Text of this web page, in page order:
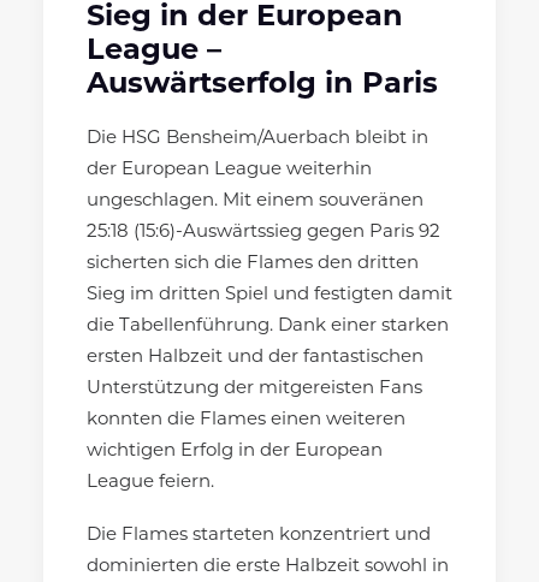
Sieg in der European
League –
Auswärtserfolg in Paris
Die HSG Bensheim/Auerbach bleibt in
der European League weiterhin
ungeschlagen. Mit einem souveränen
25:18 (15:6)-Auswärtssieg gegen Paris 92
sicherten sich die Flames den dritten
Sieg im dritten Spiel und festigten damit
die Tabellenführung. Dank einer starken
ersten Halbzeit und der fantastischen
Unterstützung der mitgereisten Fans
konnten die Flames einen weiteren
wichtigen Erfolg in der European
League feiern.
Die Flames starteten konzentriert und
dominierten die erste Halbzeit sowohl in